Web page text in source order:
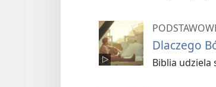
Dlaczego
Biblia udziela